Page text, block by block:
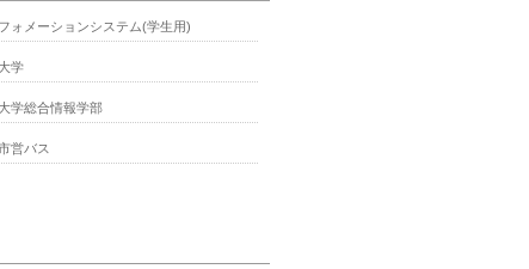
ォメーションシステム(学生用)
学
学総合情報学部
営バス